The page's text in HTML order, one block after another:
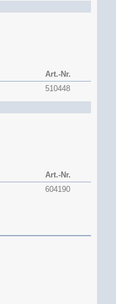
Art.-Nr.
510448
Art.-Nr.
604190